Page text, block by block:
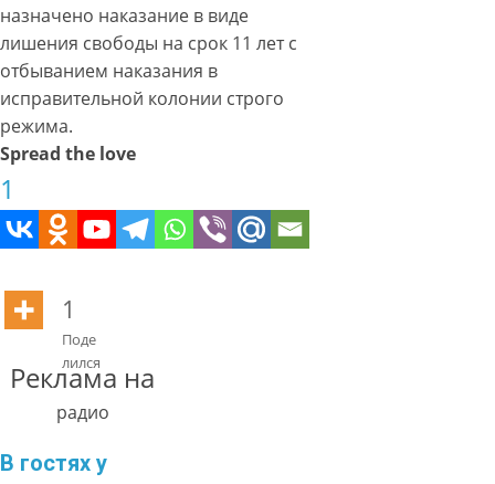
назначено наказание в виде
лишения свободы на срок 11 лет с
отбыванием наказания в
исправительной колонии строго
режима.
Spread the love
1
1
Поде
лился
Реклама на
радио
В гостях у